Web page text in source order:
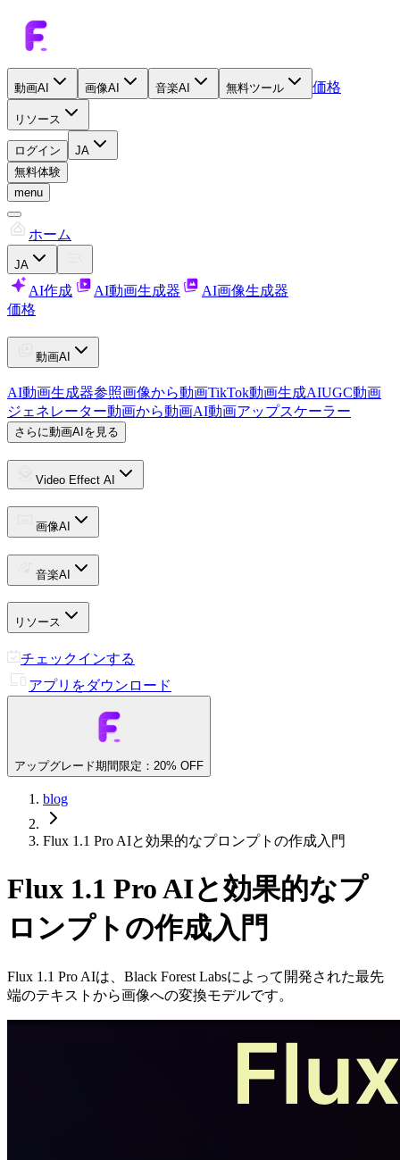
動画AI 画像AI 音楽AI 無料ツール 価格
リソース
ログイン
JA
無料体験
menu
ホーム
JA
AI作成 AI動画生成器
AI画像生成器
価格
動画AI
AI動画生成器参照画像から動画TikTok動画生成AIUGC動画
ジェネレーター動画から動画AI動画アップスケーラー
さらに動画AIを見る
Video Effect AI
画像AI
音楽AI
リソース
チェックインする
アプリをダウンロード
アップグレード期間限定：20% OFF
blog
Flux 1.1 Pro AIと効果的なプロンプトの作成入門
Flux 1.1 Pro AIと効果的なプ
ロンプトの作成入門
Flux 1.1 Pro AIは、Black Forest Labsによって開発された最先
端のテキストから画像への変換モデルです。